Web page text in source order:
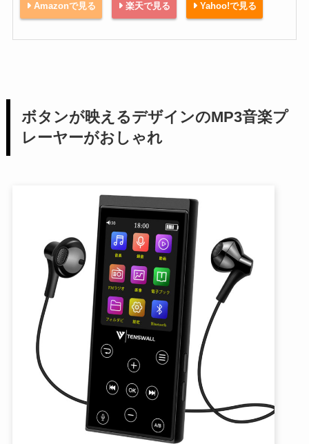
Amazonで見る 楽天で見る Yahoo!で見る
ボタンが映えるデザインのMP3音楽プ
レーヤーがおしゃれ